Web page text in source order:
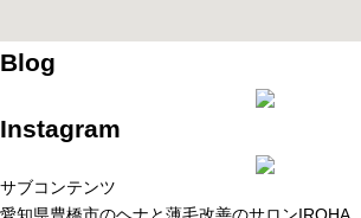
Blog
Instagram
サブコンテンツ